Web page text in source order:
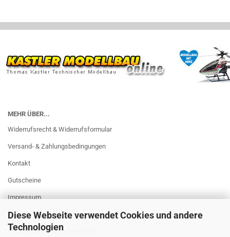
Diese Webseite verwendet Cookies und andere
Technologien
MEHR ÜBER...
Widerrufsrecht & Widerrufsformular
Versand- & Zahlungsbedingungen
Kontakt
Gutscheine
Impressum
AGB
Privatsphäre und Datenschutz